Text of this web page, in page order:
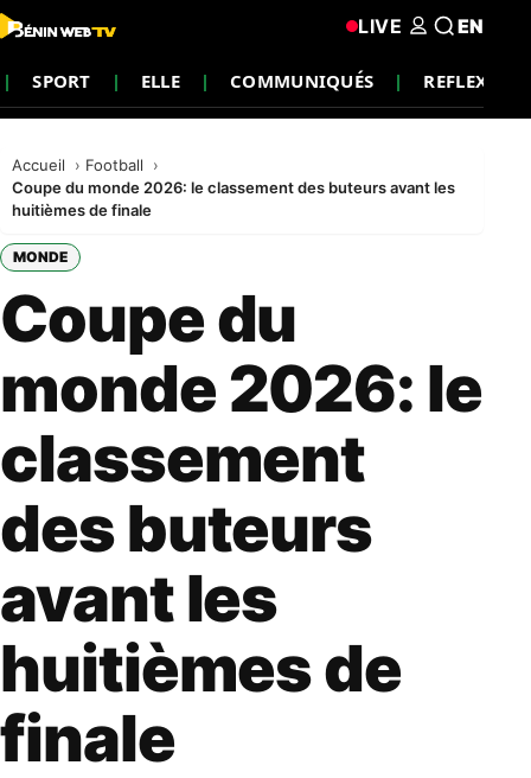
SPORT ELLE COMMUNIQUÉS REFLEXION
LIVE EN
Accueil
Football
Coupe du monde 2026: le classement des buteurs avant les
huitièmes de finale
MONDE
Coupe du
monde 2026: le
classement
des buteurs
avant les
huitièmes de
finale